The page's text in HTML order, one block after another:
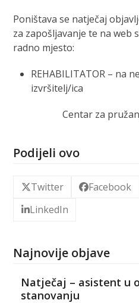
Poništava se natječaj
za zapošljavanje te na web
radno mjesto:
REHABILITATOR – na
izvršitelj/ica
Centar za
Podijeli ovo
Twitter Facebook
LinkedIn
Najnovije objave
Natječaj – asistent u
stanovanju